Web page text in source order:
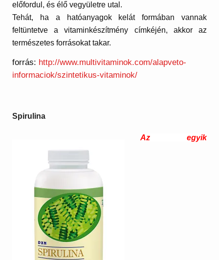
előfordul, és élő vegyületre utal.
Tehát, ha a hatóanyagok kelát formában vannak
feltüntetve a vitaminkészítmény címkéjén, akkor az
természetes forrásokat takar.
forrás: http://www.multivitaminok.com/alapveto-
informaciok/szintetikus-vitaminok/
Spirulina
Az egyik